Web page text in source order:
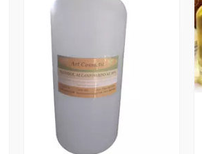
Vista Previa